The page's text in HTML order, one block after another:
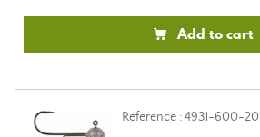
Add to cart
Reference : 4931-600-20